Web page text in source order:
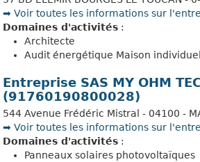
➡️ Voir toutes les informations sur
Domaines d'activités :
Architecte
Audit énergétique Maison
Entreprise SAS MY OHM
(91760190800028)
544 Avenue Frédéric Mistral - 04100 -
➡️ Voir toutes les informations sur
Domaines d'activités :
Panneaux solaires photovoltaïques